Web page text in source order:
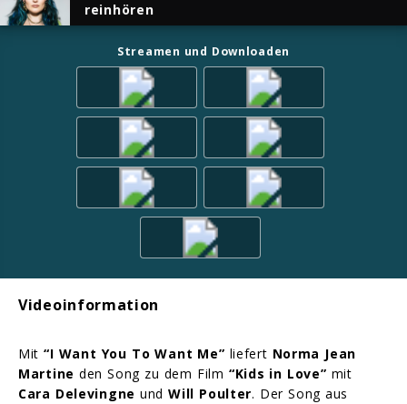
reinhören
Streamen und Downloaden
Videoinformation
Mit“I Want You To Want Me” liefert Norma Jean
Martine den Song zu dem Film “Kids in Love” mit
Cara DelevingneundWill Poulter. Der Song aus